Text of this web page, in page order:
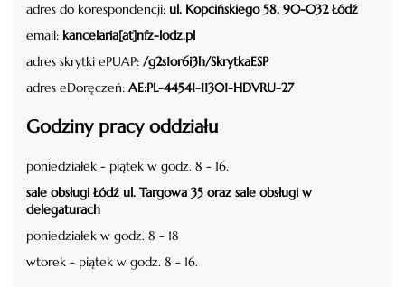
adres do korespondencji: ul. Kopcińskiego 58, 90-032 Łódź
email: kancelaria[at]nfz-lodz.pl
adres skrytki ePUAP: /g2s1or6i3h/SkrytkaESP
adres eDoręczeń: AE:PL-44541-11301-HDVRU-27
Godziny pracy oddziału
poniedziałek - piątek w godz. 8 - 16.
sale obsługi Łódź ul. Targowa 35 oraz sale obsługi w
delegaturach
poniedziałek w godz. 8 - 18
wtorek - piątek w godz. 8 - 16.